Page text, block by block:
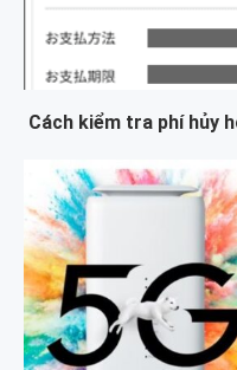
Cách kiểm tra phí hủy